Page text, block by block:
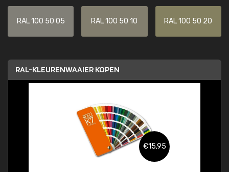
RAL 100 50 05 RAL 100 50 10 RAL 100 50 20
RAL-KLEURENWAAIER KOPEN
€15,95